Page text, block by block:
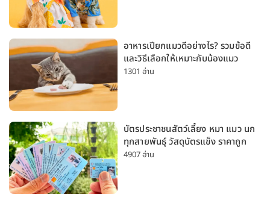
อาหารเปียกแมวดีอย่างไร? รวมข้อดี
และวิธีเลือกให้เหมาะกับน้องแมว
1301 อ่าน
บัตรประชาชนสัตว์เลี้ยง หมา แมว นก
ทุกสายพันธุ์ วัสดุบัตรแข็ง ราคาถูก
4907 อ่าน